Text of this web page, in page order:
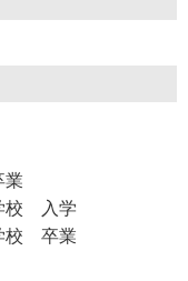
業
校 入学
校 卒業